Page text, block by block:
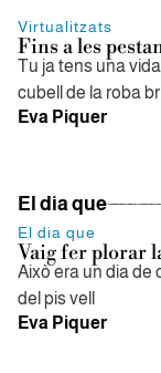
Virtualitzats
Fins a les
Tu ja tens una
cubell de la roba
Eva Piquer
El dia que
El dia que
Vaig fer plorar
Això era un dia de
del pis vell
Eva Piquer